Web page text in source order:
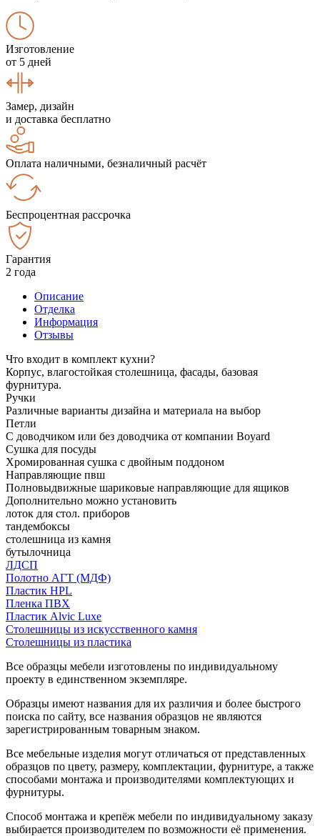
Изготовление
от 5 дней
Замер, дизайн
и доставка бесплатно
Оплата наличными, безналичный расчёт
Беспроцентная рассрочка
Гарантия
2 года
Описание
Отделка
Информация
Отзывы
Что входит в комплект кухни?
Корпус, влагостойкая столешница, фасады, базовая
фурнитура.
Ручки
Различные варианты дизайна и материала на выбор
Петли
С доводчиком или без доводчика от компании Boyard
Сушка для посуды
Хромированная сушка с двойным поддоном
Направляющие пвш
Полновыдвижные шариковые направляющие для ящиков
Дополнительно можно установить
лоток для стол. приборов
тандембоксы
столешница из камня
бутылочница
ЛДСП
Полотно АГТ (МДФ)
Пластик HPL
Пленка ПВХ
Пластик Alvic Luxe
Столешницы из искусственного камня
Столешницы из пластика
Все образцы мебели изготовлены по индивидуальному
проекту в единственном экземпляре.
Образцы имеют названия для их различия и более быстрого
поиска по сайту, все названия образцов не являются
зарегистрированным товарным знаком.
Все мебельные изделия могут отличаться от представленных
образцов по цвету, размеру, комплектации, фурнитуре, а также
способами монтажа и производителями комплектующих и
фурнитуры.
Способ монтажа и крепёж мебели по индивидуальному заказу
выбирается производителем по возможности её применения.